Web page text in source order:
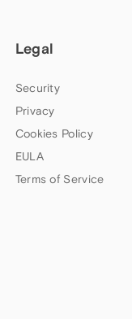
Legal
Security
Privacy
Cookies Policy
EULA
Terms of Service